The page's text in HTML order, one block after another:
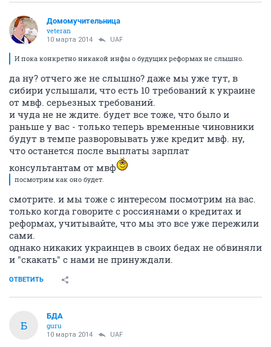
Домомучительница
veteran
10 марта 2014 UAF
И пока конкретно никакой инфы о будущих реформах не слышно.
да ну? отчего же не слышно? даже мы уже тут, в
сибири услышали, что есть 10 требований к украине
от мвф. серьезных требований.
и чуда не не ждите. будет все тоже, что было и
раньше у вас - только теперь временные чиновники
будут в темпе разворовывать уже кредит мвф. ну,
что останется после выплаты зарплат
консультантам от мвф
посмотрим как оно будет.
смотрите. и мы тоже с интересом посмотрим на вас.
только когда говорите с россиянами о кредитах и
реформах, учитывайте, что мы это все уже пережили
сами.
однако никаких украинцев в своих бедах не обвиняли
и "скакать" с нами не принуждали.
ОТВЕТИТЬ
Б
БДА
guru
10 марта 2014 UAF